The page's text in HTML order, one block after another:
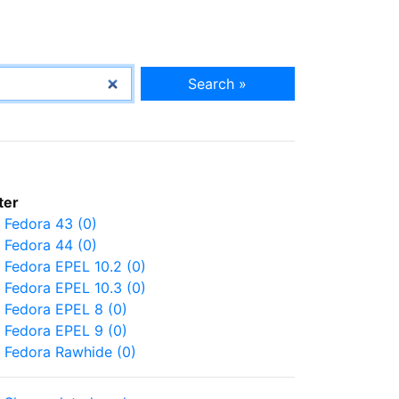
Search »
Fedora 43 (0)
Fedora 44 (0)
Fedora EPEL 10.2 (0)
Fedora EPEL 10.3 (0)
Fedora EPEL 8 (0)
Fedora EPEL 9 (0)
Fedora Rawhide (0)